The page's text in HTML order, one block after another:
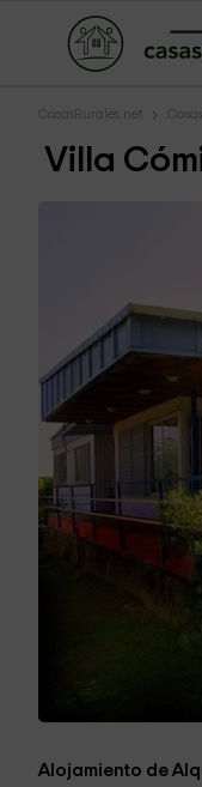
CasasRurales.net
Villa
Alojamiento de